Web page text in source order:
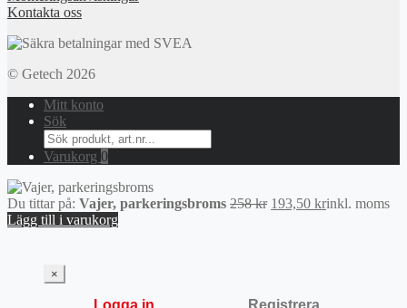
Kontakta oss
© Getech 2026
Mitt konto
Sök
Search
for:
Varukorg 0
Du tittar på: Vajer, parkeringsbroms 258kr Det
193,50 krDet
inkl. moms
Lägg till i varukorg
×